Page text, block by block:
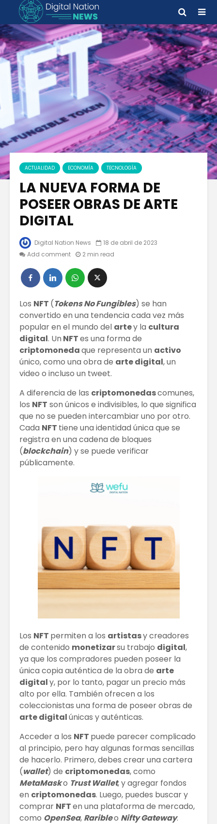
ACTUALIDAD ECONOMÍA TECNOLOGÍA
LA NUEVA FORMA DE
POSEER OBRAS DE ARTE
DIGITAL
Digital Nation News
18 de abril de 2023
Add comment
2 min read
Los NFT (Tokens No Fungibles) se han
convertido en una tendencia cada vez más
popular en el mundo del artey la cultura
digital. Un NFTes una forma de
criptomonedaque representa un activo
único, como una obra de arte digital, un
video o incluso un tweet.
A diferencia de las criptomonedascomunes,
los NFT son únicos e indivisibles, lo que significa
que no se pueden intercambiar uno por otro.
Cada NFT tiene una identidad única que se
registra en una cadena de bloques
(blockchain) y se puede verificar
públicamente.
Los NFT permiten a los artistasy creadores
de contenido monetizarsu trabajo digital,
ya que los compradores pueden poseer la
única copia auténtica de la obra de arte
digitaly, por lo tanto, pagar un precio más
alto por ella. También ofrecen a los
coleccionistas una forma de poseer obras de
arte digitalúnicas y auténticas.
Acceder a los NFT puede parecer complicado
al principio, pero hay algunas formas sencillas
de hacerlo. Primero, debes crear una cartera
(wallet) de criptomonedas, como
MetaMasko Trust Wallet, y agregar fondos
en criptomonedas. Luego, puedes buscar y
comprar NFTen una plataforma de mercado,
como OpenSea, Raribleo Nifty Gateway.
ALGUNOS
CONSEJOS PARA
REDUCIR LA
PAPADA
Apuesta A Los
Creadores De
Contenido,
Planea Pagarles
Más
Los bonos
verdes
El Bitcoin cae a
los 17.000
Las Extensiones
¿QUÉ ES
ECONOMÍA
COLABORATIVA?